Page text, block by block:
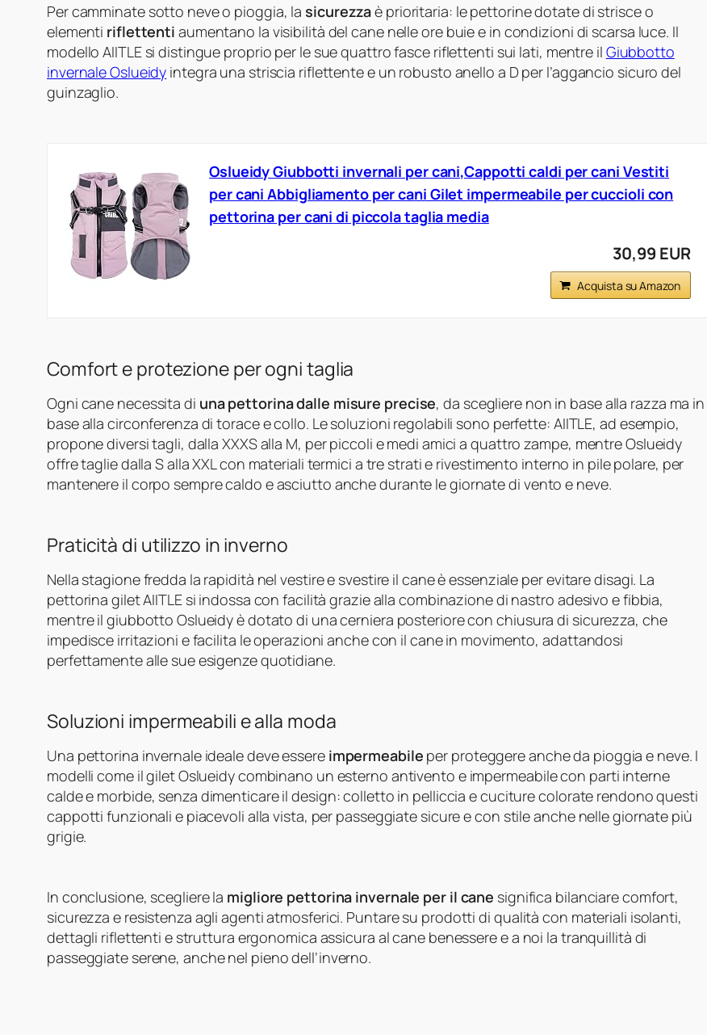
Per camminate sotto neve o pioggia, lasicurezzaè prioritaria: le pettorine dotate di strisce o
elementi riflettenti aumentano la visibilità del cane nelle ore buie e in condizioni di scarsa luce. Il
modello AIITLE si distingue proprio per le sue quattro fasce riflettenti sui lati, mentre il Giubbotto
invernale Oslueidy integra una striscia riflettente e un robusto anello a D per l’aggancio sicuro del
guinzaglio.
Oslueidy Giubbotti invernali per cani,Cappotti caldi per cani Vestiti
per cani Abbigliamento per cani Gilet impermeabile per cuccioli con
pettorina per cani di piccola taglia media
30,99 EUR
Acquista su Amazon
Comfort e protezione per ogni taglia
Ogni cane necessita di una pettorina dalle misure precise, da scegliere non in base alla razza ma in
base alla circonferenza di torace e collo. Le soluzioni regolabili sono perfette: AIITLE, ad esempio,
propone diversi tagli, dalla XXXS alla M, per piccoli e medi amici a quattro zampe, mentre Oslueidy
offre taglie dalla S alla XXL con materiali termici a tre strati e rivestimento interno in pile polare, per
mantenere il corpo sempre caldo e asciutto anche durante le giornate di vento e neve.
Praticità di utilizzo in inverno
Nella stagione fredda la rapidità nel vestire e svestire il cane è essenziale per evitare disagi. La
pettorina gilet AIITLE si indossa con facilità grazie alla combinazione di nastro adesivo e fibbia,
mentre il giubbotto Oslueidy è dotato di una cerniera posteriore con chiusura di sicurezza, che
impedisce irritazioni e facilita le operazioni anche con il cane in movimento, adattandosi
perfettamente alle sue esigenze quotidiane.
Soluzioni impermeabili e alla moda
Una pettorina invernale ideale deve essere impermeabile per proteggere anche da pioggia e neve. I
modelli come il gilet Oslueidy combinano un esterno antivento e impermeabile con parti interne
calde e morbide, senza dimenticare il design: colletto in pelliccia e cuciture colorate rendono questi
cappotti funzionali e piacevoli alla vista, per passeggiate sicure e con stile anche nelle giornate più
grigie.
In conclusione, scegliere la migliore pettorina invernale per il cane significa bilanciare comfort,
sicurezza e resistenza agli agenti atmosferici. Puntare su prodotti di qualità con materiali isolanti,
dettagli riflettenti e struttura ergonomica assicura al cane benessere e a noi la tranquillità di
passeggiate serene, anche nel pieno dell’inverno.